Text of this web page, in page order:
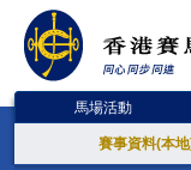
馬場活動
賽事資料(本